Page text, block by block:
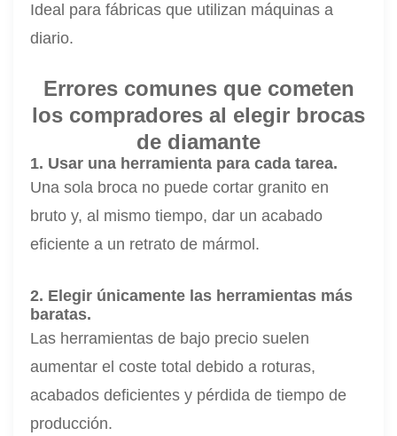
Ideal para fábricas que utilizan máquinas a
diario.
Errores comunes que cometen
los compradores al elegir brocas
de diamante
1. Usar una herramienta para cada tarea.
Una sola broca no puede cortar granito en
bruto y, al mismo tiempo, dar un acabado
eficiente a un retrato de mármol.
2. Elegir únicamente las herramientas más
baratas.
Las herramientas de bajo precio suelen
aumentar el coste total debido a roturas,
acabados deficientes y pérdida de tiempo de
producción.